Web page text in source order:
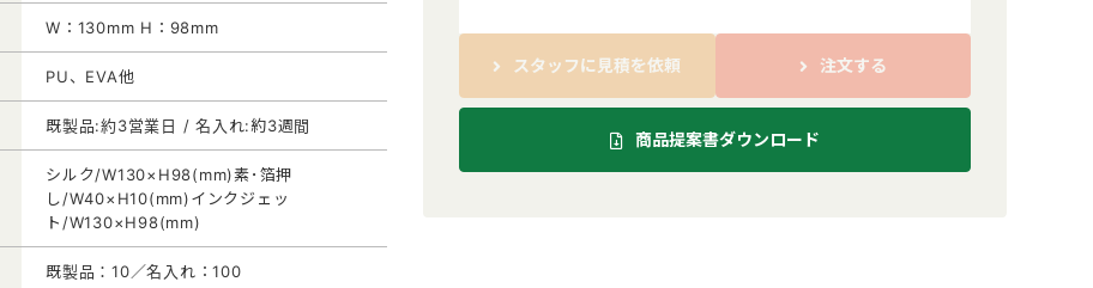
W：130mm H：98mm
PU、EVA他
既製品:約3営業日 / 名入れ:約3週間
シルク/W130×H98(mm)素･箔押
し/W40×H10(mm)インクジェッ
ト/W130×H98(mm)
既製品：10／名入れ：100
スタッフに見積を依頼 注文する
商品提案書ダウンロード